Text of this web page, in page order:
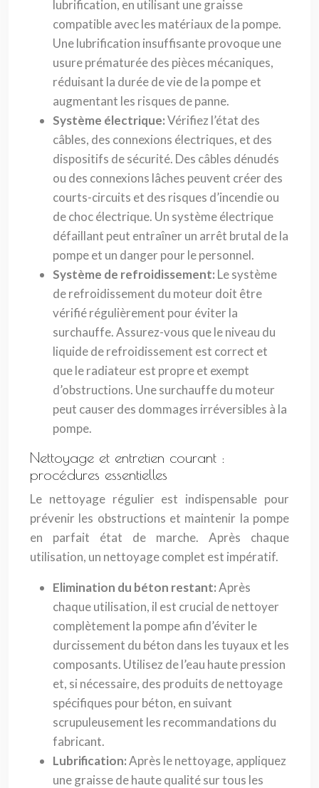
lubrification, en utilisant une graisse
compatible avec les matériaux de la pompe.
Une lubrification insuffisante provoque une
usure prématurée des pièces mécaniques,
réduisant la durée de vie de la pompe et
augmentant les risques de panne.
Système électrique:Vérifiez l’état des
câbles, des connexions électriques, et des
dispositifs de sécurité. Des câbles dénudés
ou des connexions lâches peuvent créer des
courts-circuits et des risques d’incendie ou
de choc électrique. Un système électrique
défaillant peut entraîner un arrêt brutal de la
pompe et un danger pour le personnel.
Système de refroidissement: Le système
de refroidissement du moteur doit être
vérifié régulièrement pour éviter la
surchauffe. Assurez-vous que le niveau du
liquide de refroidissement est correct et
que le radiateur est propre et exempt
d’obstructions. Une surchauffe du moteur
peut causer des dommages irréversibles à la
pompe.
Nettoyage et entretien courant :
procédures essentielles
Le nettoyage régulier est indispensable pour
prévenir les obstructions et maintenir la pompe
en parfait état de marche. Après chaque
utilisation, un nettoyage complet est impératif.
Elimination du béton restant:Après
chaque utilisation, il est crucial de nettoyer
complètement la pompe afin d’éviter le
durcissement du béton dans les tuyaux et les
composants. Utilisez de l’eau haute pression
et, si nécessaire, des produits de nettoyage
spécifiques pour béton, en suivant
scrupuleusement les recommandations du
fabricant.
Lubrification:Après le nettoyage, appliquez
une graisse de haute qualité sur tous les